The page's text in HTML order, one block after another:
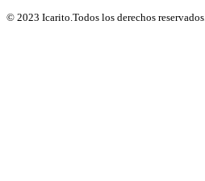
© 2023 Icarito.Todos los derechos reservados.